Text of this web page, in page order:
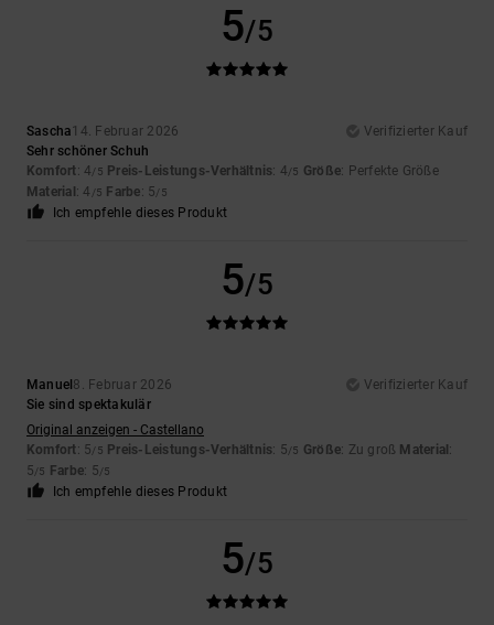
5/5
Sascha14. Februar 2026
Verifizierter Kauf
Sehr schöner Schuh
Komfort: 4/5 Preis-Leistungs-Verhältnis: 4/5 Größe: Perfekte Größe
Material : 4 /5 Farbe: 5/5
Ich empfehle dieses Produkt
5/5
Manuel 8. Februar 2026
Verifizierter Kauf
Sie sind spektakulär
Original anzeigen - Castellano
Komfort: 5/5 Preis-Leistungs-Verhältnis: 5/5 Größe: Zu groß Material :
5/5 Farbe: 5/5
Ich empfehle dieses Produkt
5/5